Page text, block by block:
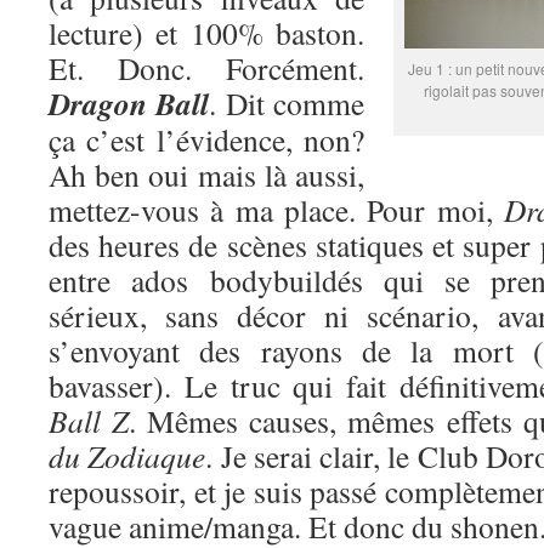
Jeu 1 : un petit
rigolait pas
lecture) et 100% baston.
Et. Donc. Forcément.
Dragon Ball. Dit comme
ça c’est l’évidence, non?
Ah ben oui mais là aussi,
mettez-vous à ma place. Pour moi,
des heures de scènes statiques et
entre ados bodybuildés qui se
sérieux, sans décor ni scénario,
s’envoyant des rayons de la mort
bavasser). Le truc qui fait
Ball Z. Mêmes causes, mêmes effets
du Zodiaque. Je serai clair, le Club
repoussoir, et je suis passé
vague anime/manga. Et donc du